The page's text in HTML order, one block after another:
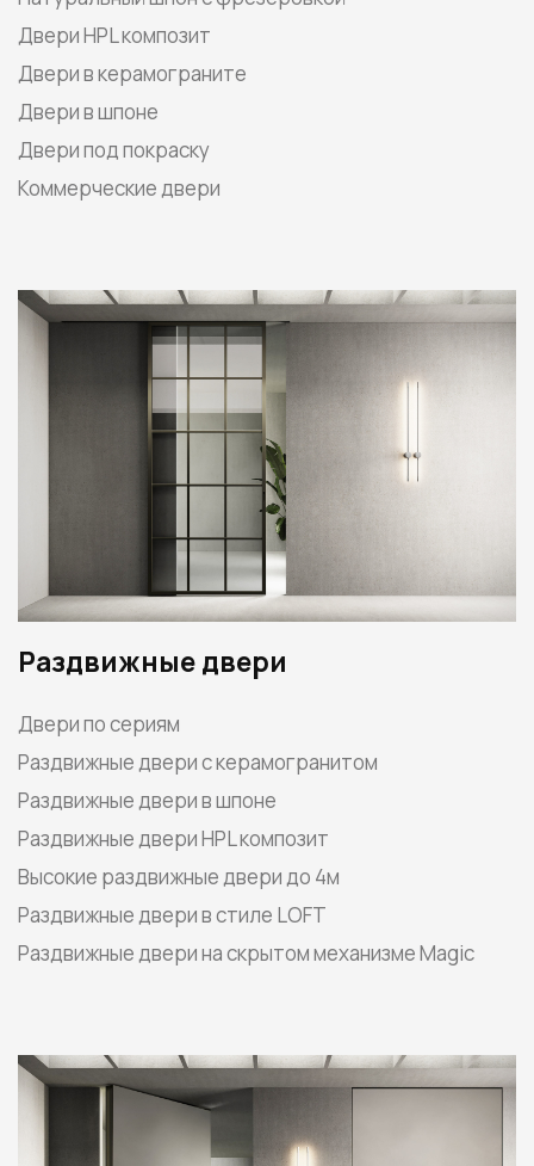
Двери HPL композит
Двери в керамограните
Двери в шпоне
Двери под покраску
Коммерческие двери
Раздвижные двери
Двери по сериям
Раздвижные двери с керамогранитом
Раздвижные двери в шпоне
Раздвижные двери HPL композит
Высокие раздвижные двери до 4м
Раздвижные двери в стиле LOFT
Раздвижные двери на скрытом механизме Magic